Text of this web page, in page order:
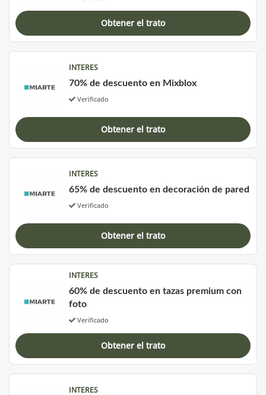
Obtener el trato
INTERES
70% de descuento en Mixblox
Verificado
Obtener el trato
INTERES
65% de descuento en decoración de pared
Verificado
Obtener el trato
INTERES
60% de descuento en tazas premium con
foto
Verificado
Obtener el trato
INTERES